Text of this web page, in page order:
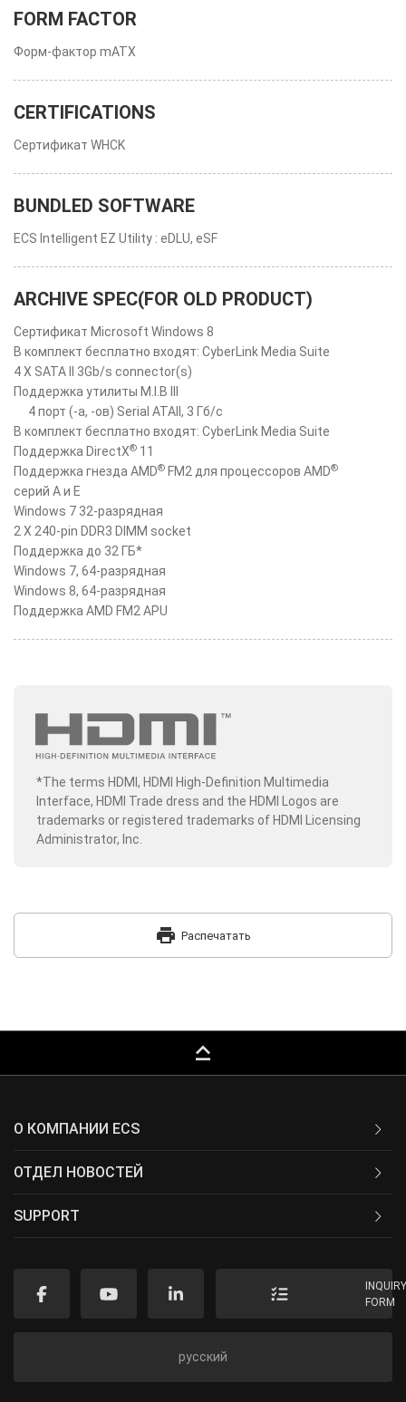
FORM FACTOR
Форм-фактор mATX
CERTIFICATIONS
Сертификат WHCK
BUNDLED SOFTWARE
ECS Intelligent EZ Utility : eDLU, eSF
ARCHIVE SPEC(FOR OLD PRODUCT)
Сертификат Microsoft Windows 8
В комплект бесплатно входят: CyberLink Media Suite
4 X SATA II 3Gb/s connector(s)
Поддержка утилиты M.I.B III
4 порт (-а, -ов) Serial ATAII, 3 Гб/с
В комплект бесплатно входят: CyberLink Media Suite
Поддержка DirectX® 11
Поддержка гнезда AMD® FM2 для процессоров AMD®
серий A и E
Windows 7 32-разрядная
2 X 240-pin DDR3 DIMM socket
Поддержка до 32 ГБ*
Windows 7, 64-разрядная
Windows 8, 64-разрядная
Поддержка AMD FM2 APU
*The terms HDMI, HDMI High-Definition Multimedia
Interface, HDMI Trade dress and the HDMI Logos are
trademarks or registered trademarks of HDMI Licensing
Administrator, Inc.
print Распечатать
keyboard_capslock
О КОМПАНИИ ECS
ОТДЕЛ НОВОСТЕЙ
SUPPORT
FORM
русский